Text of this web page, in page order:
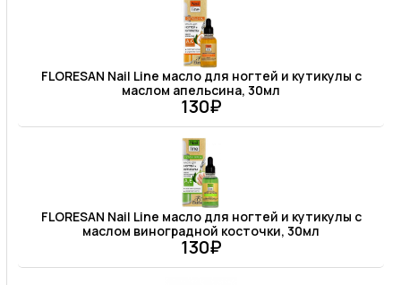
FLORESAN Nail Line масло для ногтей и кутикулы с
маслом апельсина, 30мл
130₽
FLORESAN Nail Line масло для ногтей и кутикулы с
маслом виноградной косточки, 30мл
130₽